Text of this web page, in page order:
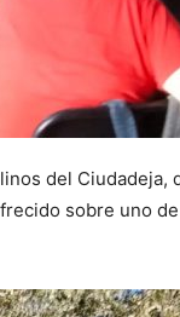
del Ciudadeja,
sobre uno